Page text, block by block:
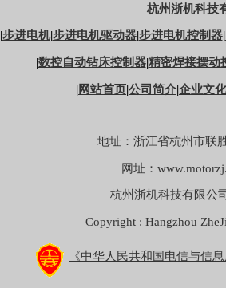
杭州浙机科技
|步进电机|步进电机驱动器|步进电机控制器|
|数控自动钻床控制器|精密焊接摆动
|网站首页|公司简介|企业文化
地址：浙江省杭州市联
网址：
杭州浙机科技有限
Copyright : Hangzhou
《中华人民共和国电信与信